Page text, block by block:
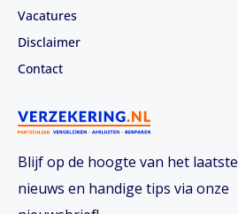
Blijf op de hoogte van het laatste
nieuws en handige tips via onze
Vacatures
Disclaimer
Contact